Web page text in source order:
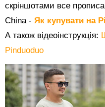
скріншотами все
China - Як купувати на
А також відеоінструкція:
Pinduoduo